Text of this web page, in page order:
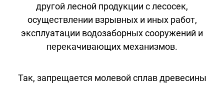
другой лесной продукции с лесосек,
осуществлении взрывных и иных работ,
эксплуатации водозаборных сооружений и
перекачивающих механизмов.
Так, запрещается молевой сплав древесины